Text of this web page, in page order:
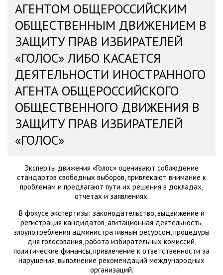
АГЕНТОМ ОБЩЕРОССИЙСКИМ
ОБЩЕСТВЕННЫМ ДВИЖЕНИЕМ В
ЗАЩИТУ ПРАВ ИЗБИРАТЕЛЕЙ
«ГОЛОС» ЛИБО КАСАЕТСЯ
ДЕЯТЕЛЬНОСТИ ИНОСТРАННОГО
АГЕНТА ОБЩЕРОССИЙСКОГО
ОБЩЕСТВЕННОГО ДВИЖЕНИЯ В
ЗАЩИТУ ПРАВ ИЗБИРАТЕЛЕЙ
«ГОЛОС»
Эксперты движения «Голос» оценивают соблюдение
стандартов свободных выборов, привлекают внимание к
проблемам и предлагают пути их решения в докладах,
отчетах и заявлениях.
В фокусе экспертизы: законодательство, выдвижение и
регистрация кандидатов, агитационная деятельность,
злоупотребления административным ресурсом, процедуры
дня голосования, работа избирательных комиссий,
политические финансы, привлечение к ответственности за
нарушения, выполнение рекомендаций международных
организаций.